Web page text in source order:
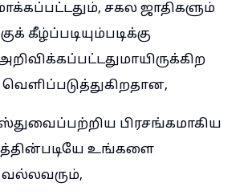
சகல ஜாதிகளும்
கீழ்ப்படியும்படிக்கு
பிரசங்கமாகிய
உங்களை
வல்லவரும்,